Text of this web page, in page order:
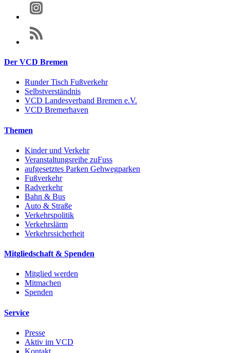
Der VCD Bremen
Runder Tisch Fußverkehr
Selbstverständnis
VCD Landesverband Bremen e.V.
VCD Bremerhaven
Themen
Kinder und Verkehr
Veranstaltungsreihe zuFuss
aufgesetztes Parken Gehwegparken
Fußverkehr
Radverkehr
Bahn & Bus
Auto & Straße
Verkehrspolitik
Verkehrslärm
Verkehrssicherheit
Mitgliedschaft & Spenden
Mitglied werden
Mitmachen
Spenden
Service
Presse
Aktiv im VCD
Kontakt